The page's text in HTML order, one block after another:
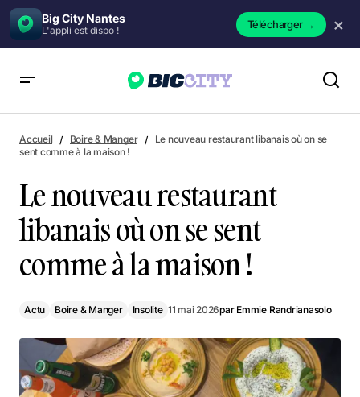
Big City Nantes
L'appli est dispo ! Télécharger→ ×
maison !
Accueil Boire & Manger
Le nouveau restaurant libanais où on se
sent comme à la maison !
Le nouveau restaurant
libanais où on se sent
comme à la maison !
Actu Boire & Manger Insolite 11 mai 2026par Emmie Randrianasolo